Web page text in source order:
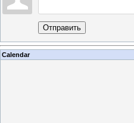
Отправить
Calendar